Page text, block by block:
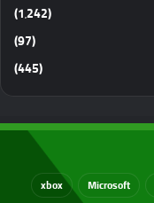
(1٬242)
(97)
(445)
Microsoft
xbox